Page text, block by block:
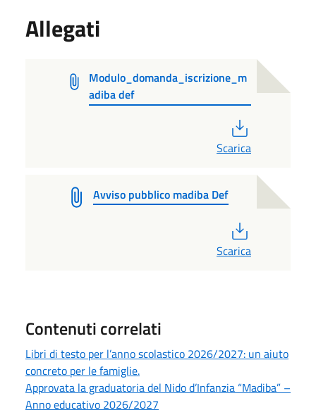
Allegati
Modulo_domanda_iscrizione_m
adiba def
Scarica
Avviso pubblico madiba Def
Scarica
Contenuti correlati
Libri di testo per l’anno scolastico 2026/2027: un aiuto
concreto per le famiglie.
Approvata la graduatoria del Nido d’Infanzia “Madiba” –
Anno educativo 2026/2027